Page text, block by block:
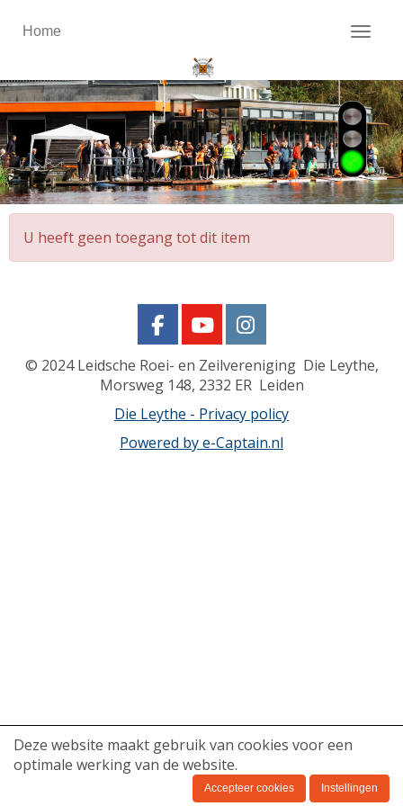
Home
U heeft geen toegang tot dit item
© 2024Leidsche Roei- en Zeilvereniging Die Leythe,
Morsweg 148, 2332 ER Leiden
Die Leythe - Privacy policy
Deze website maakt gebruik van cookies voor een
optimale werking van de website.
Accepteer cookies Instellingen
Powered by e-Captain.nl